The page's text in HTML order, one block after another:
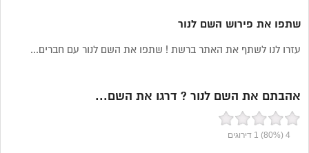
שתפו את פירוש השם לנור
עזרו לנו לשתף את האתר ברשת ! שתפו את השם לנור עם חברים...
אהבתם את השם לנור ? דרגו את השם...
4
(80%)
1 דירוגים